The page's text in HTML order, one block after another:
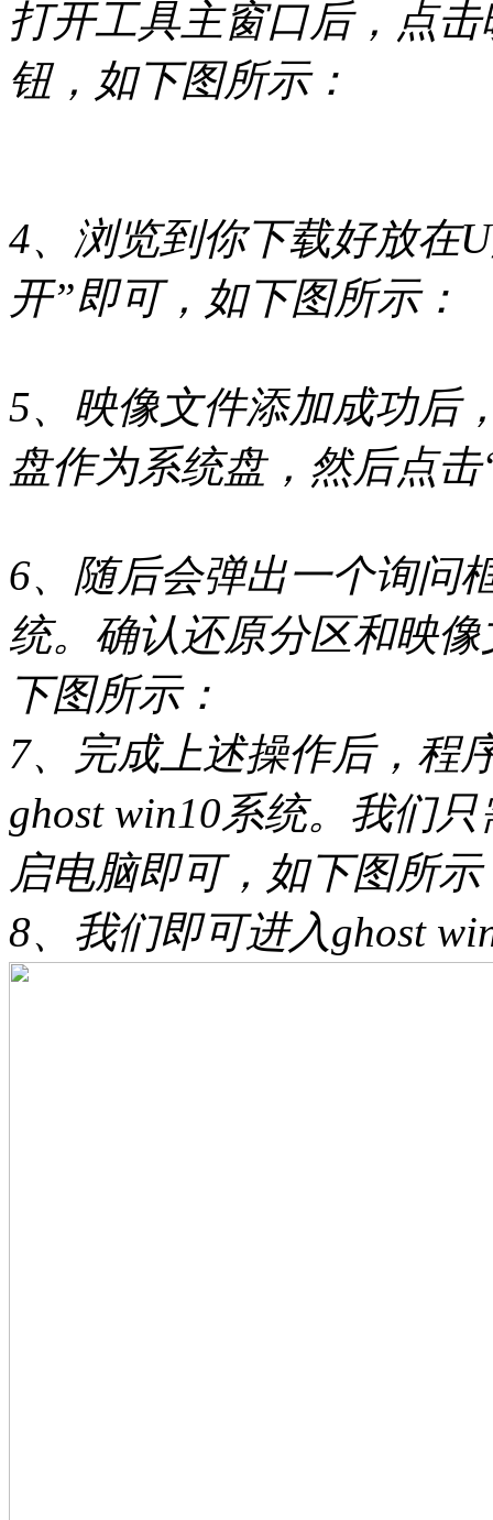
打开工具主窗口后，点
钮，如下图所示：
4、浏览到你下载好放在
开”即可，如下图所示：
5、映像文件添加成功后
盘作为系统盘，然后点
6、随后会弹出一个询问
统。确认还原分区和映
下图所示：
7、完成上述操作后，程
ghost win10系统。我们
启电脑即可，如下图所示
8、我们即可进入ghost